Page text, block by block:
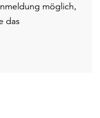
möglich,
das